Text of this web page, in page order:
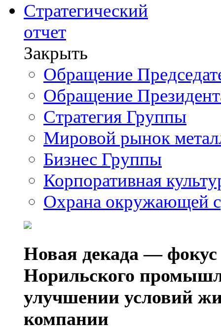
Стратегический
отчет
Закрыть
Обращение
Обращение
Стратегия Группы
Мировой рынок
Бизнес Группы
Корпоративная
Охрана окружающей
Новая декада — фокус
Норильского
улучшении условий
компании